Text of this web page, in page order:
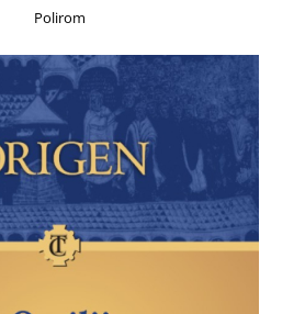
Polirom